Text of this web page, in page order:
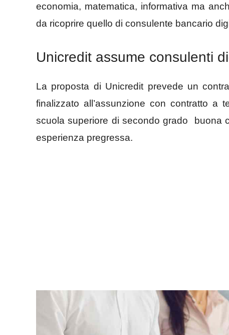
economia, matematica, informativa ma
da ricoprire quello di consulente bancario
Unicredit assume consulenti
La proposta di Unicredit prevede un
finalizzato all’assunzione con contratto a
scuola superiore di secondo grado buona
esperienza pregressa.